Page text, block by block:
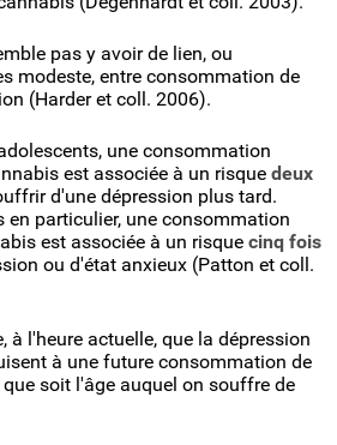
pas y avoir de lien, ou
modeste, entre consommation de
(Harder et coll. 2006).
une consommation
est associée à un risque deux
d'une dépression plus tard.
en particulier, une consommation
est associée à un risque cinq fois
ou d'état anxieux (Patton et coll.
à l'heure actuelle, que la dépression
à une future consommation de
soit l'âge auquel on souffre de